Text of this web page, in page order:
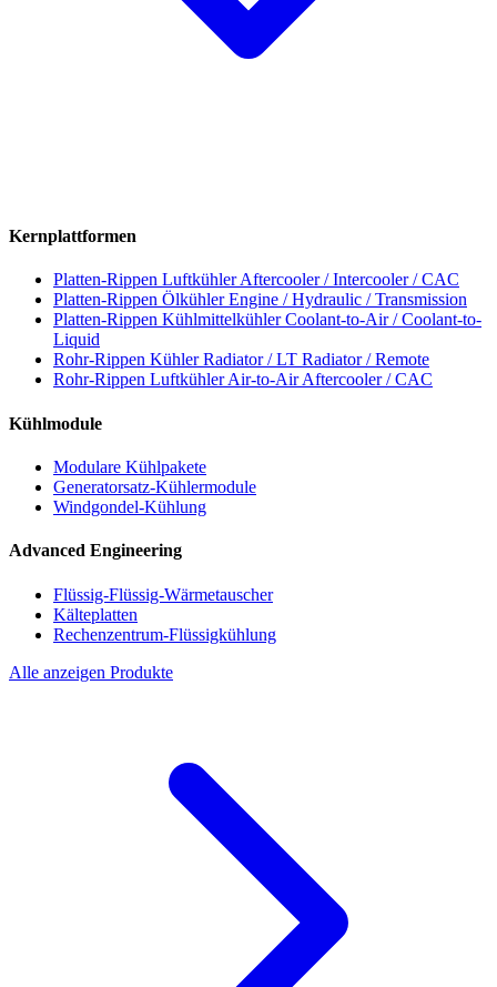
Kernplattformen
Platten-Rippen LuftkühlerAftercooler / Intercooler / CAC
Platten-Rippen ÖlkühlerEngine / Hydraulic / Transmission
Platten-Rippen KühlmittelkühlerCoolant-to-Air / Coolant-to-
Liquid
Rohr-Rippen KühlerRadiator / LT Radiator / Remote
Rohr-Rippen LuftkühlerAir-to-Air Aftercooler / CAC
Kühlmodule
Modulare Kühlpakete
Generatorsatz-Kühlermodule
Windgondel-Kühlung
Advanced Engineering
Flüssig-Flüssig-Wärmetauscher
Kälteplatten
Rechenzentrum-Flüssigkühlung
Alle anzeigen Produkte